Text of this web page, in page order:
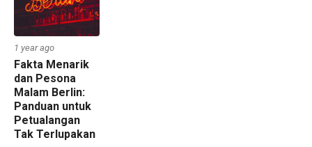
1 year ago
Fakta Menarik
dan Pesona
Malam Berlin:
Panduan untuk
Petualangan
Tak Terlupakan